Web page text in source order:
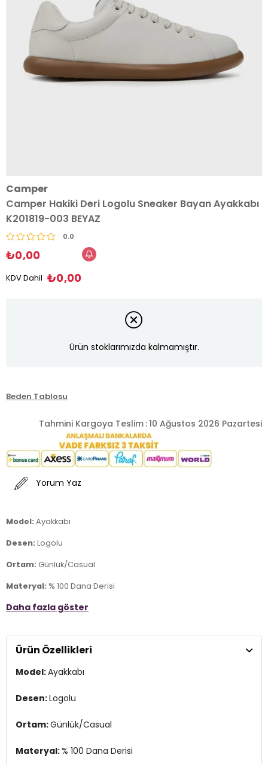
Camper
Camper Hakiki Deri Logolu Sneaker Bayan Ayakkabı
K201819-003 BEYAZ
0.0
₺0,00
KDV Dahil ₺0,00
Ürün stoklarımızda kalmamıştır.
Beden Tablosu
Tahmini Kargoya Teslim :10 Ağustos 2026 Pazartesi
Yorum Yaz
Model: Ayakkabı
Desen: Logolu
Ortam: Günlük/Casual
Materyal: % 100 Dana Derisi
Kapama Şekli:Bağcıklı
Burun Tipi:Yuvarlak Burun
Topuk Boyu:Belirtilmemiş
Topuk Tipi:
Vietnam
Daha fazla göster
Ürün Özellikleri
Model:Ayakkabı
Desen:Logolu
Ortam:Günlük/Casual
Materyal:% 100 Dana Derisi